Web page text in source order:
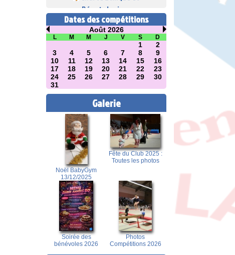
Déontologique
Dates des compétitions
Août 2026
L M M J V S D
1
2
3
4 5 6 7 8
9
10
11 12 13 14 15
16
17
18 19 20 21 22
23
24
25 26 27 28 29
30
31
Galerie
Noël BabyGym
13/12/2025
Fête du Club 2025 :
Toutes les photos
Soirée des
bénévoles 2026
Photos
Compétitions 2026